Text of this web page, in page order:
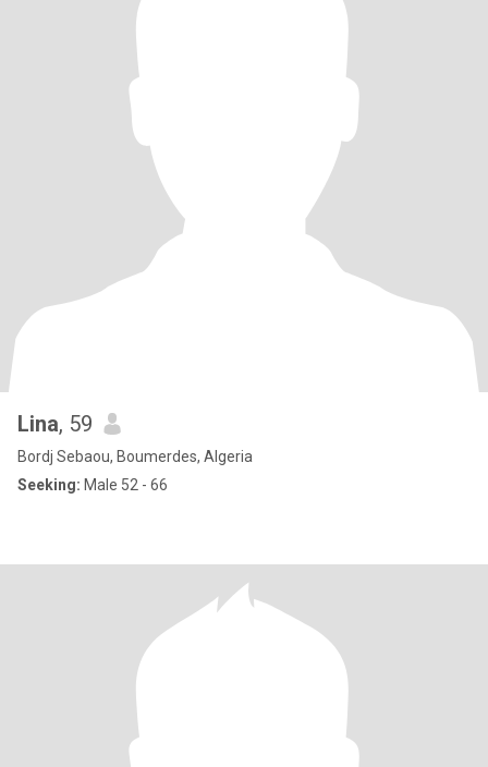
Lina, 59
Bordj Sebaou, Boumerdes, Algeria
Seeking: Male 52 - 66